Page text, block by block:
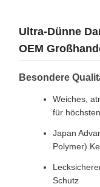
Ultra-Dünne
OEM
Besondere
Weiches,
für
Japan
Polymer)
Schutz